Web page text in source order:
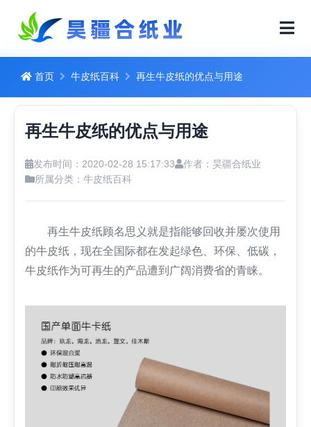
首页 牛皮纸百科 再生牛皮纸的优点与用途
再生牛皮纸的优点与用途
发布时间：2020-02-28 15:17:33
作者：昊疆合纸业
所属分类： 牛皮纸百科
再生牛皮纸顾名思义就是指能够回收并屡次使用
的牛皮纸，现在全国际都在发起绿色、环保、低碳，
牛皮纸作为可再生的产品遭到广阔消费省的青睐。